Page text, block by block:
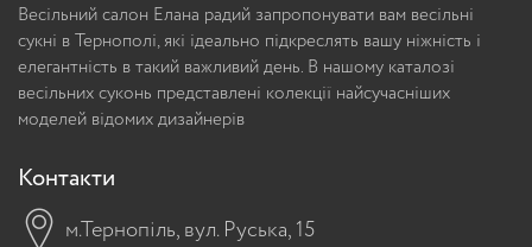
Весільний салон Елана радий запропонувати вам весільні
сукні в Тернополі, які ідеально підкреслять вашу ніжність і
елегантність в такий важливий день. В нашому каталозі
весільних суконь представлені колекції найсучасніших
моделей відомих дизайнерів
Контакти
м.Тернопіль, вул. Руська, 15